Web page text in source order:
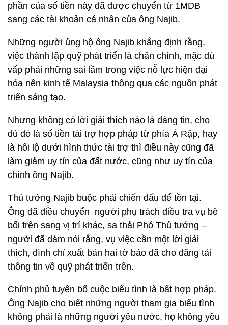
phần của số tiền này đã được chuyển từ 1MDB
sang các tài khoản cá nhân của ông Najib.
Những người ủng hộ ông Najib khẳng định rằng,
việc thành lập quỹ phát triển là chân chính, mặc dù
vấp phải những sai lầm trong việc nỗ lực hiện đại
hóa nền kinh tế Malaysia thông qua các nguồn phát
triển sáng tạo.
Nhưng không có lời giải thích nào là đáng tin, cho
dù đó là số tiền tài trợ hợp pháp từ phía Ả Rập, hay
là hối lộ dưới hình thức tài trợ thì điều này cũng đã
làm giảm uy tín của đất nước, cũng như uy tín của
chính ông Najib.
Thủ tướng Najib buộc phải chiến đấu để tồn tại.
Ông đã điều chuyển người phụ trách điều tra vụ bê
bối trên sang vị trí khác, sa thải Phó Thủ tướng –
người đã dám nói rằng, vụ việc cần một lời giải
thích, đình chỉ xuất bản hai tờ báo đã cho đăng tải
thông tin về quỹ phát triển trên.
Chính phủ tuyên bố cuộc biểu tình là bất hợp pháp.
Ông Najib cho biết những người tham gia biểu tình
không phải là những người yêu nước, họ không yêu